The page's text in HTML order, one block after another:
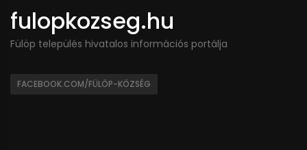
fulopkozseg.hu
Fülöp település hivatalos információs portálja
FACEBOOK.COM/FÜLÖP-KÖZSÉG